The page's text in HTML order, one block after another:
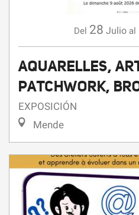
Del 28 Julio al
AQUARELLES,
PATCHWORK,
EXPOSICIÓN
Mende